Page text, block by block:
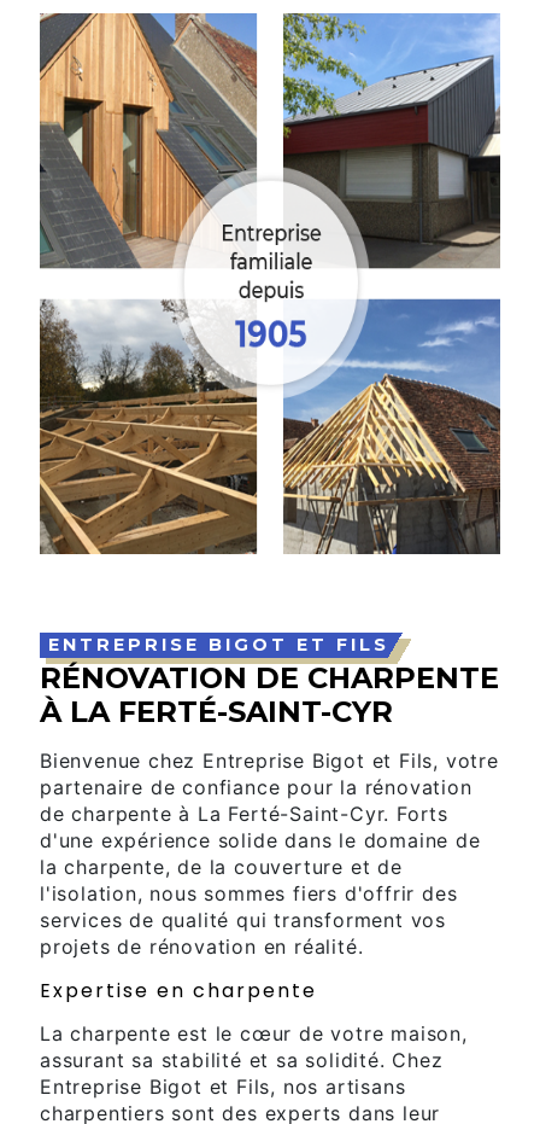
ENTREPRISE BIGOT ET FILS
RÉNOVATION DE CHARPENTE
À LA FERTÉ-SAINT-CYR
Bienvenue chez Entreprise Bigot et Fils, votre
partenaire de confiance pour la rénovation
de charpente à La Ferté-Saint-Cyr. Forts
d'une expérience solide dans le domaine de
la charpente, de la couverture et de
l'isolation, nous sommes fiers d'offrir des
services de qualité qui transforment vos
projets de rénovation en réalité.
Expertise en charpente
La charpente est le cœur de votre maison,
assurant sa stabilité et sa solidité. Chez
Entreprise Bigot et Fils, nos artisans
charpentiers sont des experts dans leur